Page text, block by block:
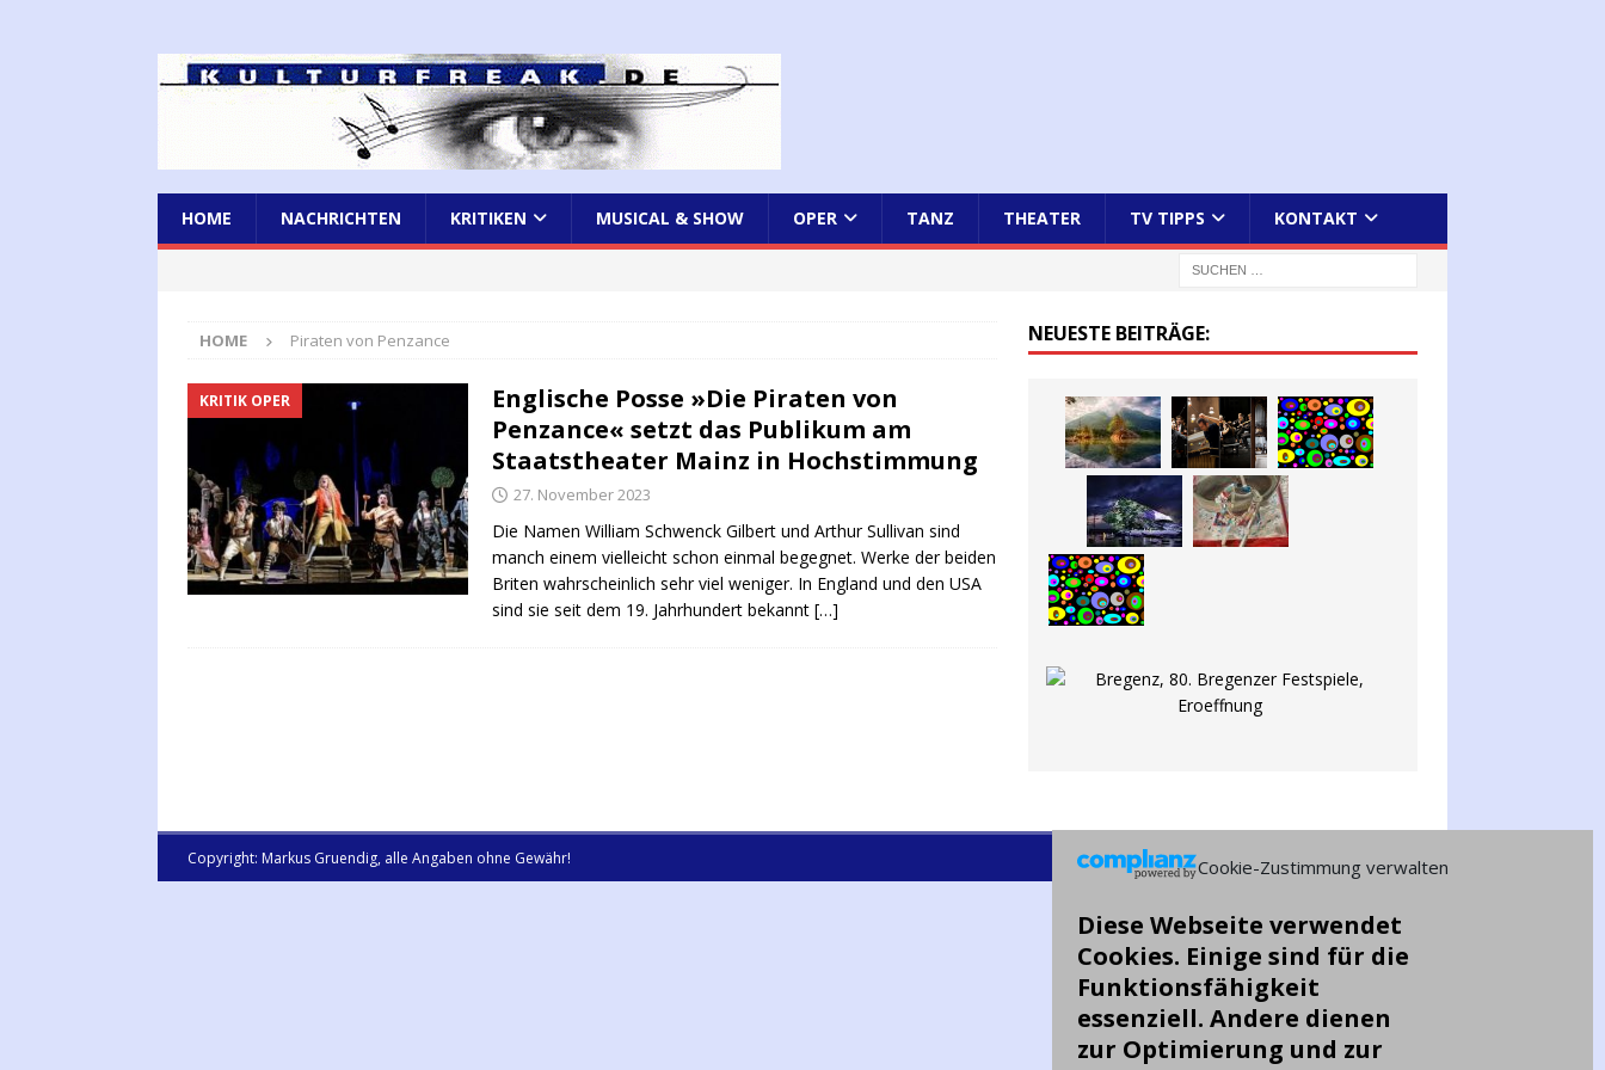
Cookie-Zustimmung verwalten
Diese Webseite verwendet
Cookies. Einige sind für die
Funktionsfähigkeit
essenziell. Andere dienen
zur Optimierung und zur
HOME NACHRICHTEN KRITIKEN MUSICAL & SHOW OPER TANZ THEATER TV TIPPS KONTAKT
HOME Piraten von Penzance
KRITIK OPER
Englische Posse »Die Piraten von
Penzance« setzt das Publikum am
Staatstheater Mainz in Hochstimmung
27. November 2023
Die Namen William Schwenck Gilbert und Arthur Sullivan sind
manch einem vielleicht schon einmal begegnet. Werke der beiden
Briten wahrscheinlich sehr viel weniger. In England und den USA
sind sie seit dem 19. Jahrhundert bekannt […]
NEUESTE BEITRÄGE:
Copyright: Markus Gruendig, alle Angaben ohne Gewähr!